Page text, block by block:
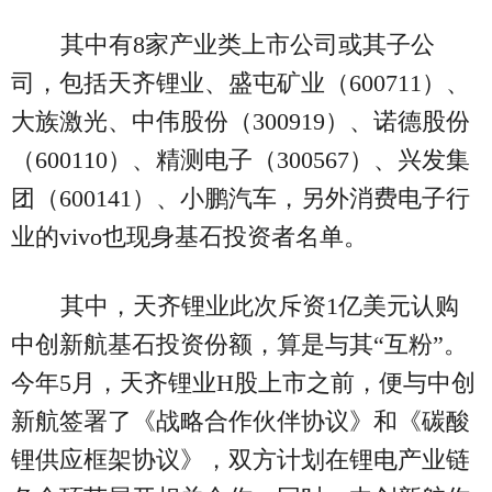
其中有8家产业类上市公司或其子公
司，包括天齐锂业、盛屯矿业（600711）、
大族激光、中伟股份（300919）、诺德股份
（600110）、精测电子（300567）、兴发集
团（600141）、小鹏汽车，另外消费电子行
业的vivo也现身基石投资者名单。
其中，天齐锂业此次斥资1亿美元认购
中创新航基石投资份额，算是与其“互粉”。
今年5月，天齐锂业H股上市之前，便与中创
新航签署了《战略合作伙伴协议》和《碳酸
锂供应框架协议》，双方计划在锂电产业链